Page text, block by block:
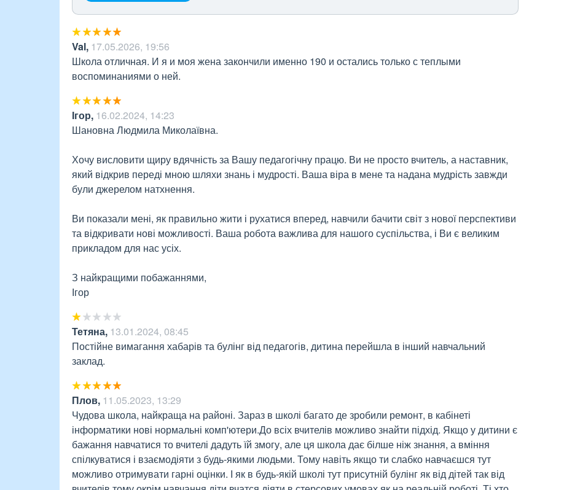
Val, 17.05.2026, 19:56
Школа отличная. И я и моя жена закончили именно 190 и остались только с теплыми
воспоминаниями о ней.
Ігор, 16.02.2024, 14:23
Шановна Людмила Миколаївна.
Хочу висловити щиру вдячність за Вашу педагогічну працю. Ви не просто вчитель, а наставник,
який відкрив переді мною шляхи знань і мудрості. Ваша віра в мене та надана мудрість завжди
були джерелом натхнення.
Ви показали мені, як правильно жити і рухатися вперед, навчили бачити світ з нової перспективи
та відкривати нові можливості. Ваша робота важлива для нашого суспільства, і Ви є великим
прикладом для нас усіх.
З найкращими побажаннями,
Ігор
Тетяна, 13.01.2024, 08:45
Постійне вимагання хабарів та булінг від педагогів, дитина перейшла в інший навчальний
заклад.
Плов, 11.05.2023, 13:29
Чудова школа, найкраща на районі. Зараз в школі багато де зробили ремонт, в кабінеті
інформатики нові нормальні комп'ютери.До всіх вчителів можливо знайти підхід. Якщо у дитини є
бажання навчатися то вчителі дадуть їй змогу, але ця школа дає білше ніж знання, а вміння
спілкуватися і взаємодіяти з будь-якими людьми. Тому навіть якщо ти слабко навчаєшся тут
можливо отримувати гарні оцінки. І як в будь-якій школі тут присутній булінг як від дітей так від